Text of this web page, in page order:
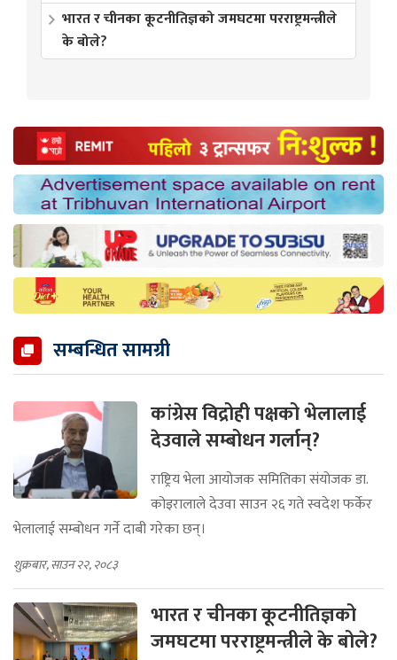
भारत र चीनका कूटनीतिज्ञको जमघटमा परराष्ट्रमन्त्रीले
के बोले?
सम्बन्धित सामग्री
कांग्रेस विद्रोही पक्षको भेलालाई
देउवाले सम्बोधन गर्लान्?
राष्ट्रिय भेला आयोजक समितिका संयोजक डा.
कोइरालाले देउवा साउन २६ गते स्वदेश फर्केर
भेलालाई सम्बोधन गर्ने दाबी गरेका छन्।
शुक्रबार, साउन २२, २०८३
भारत र चीनका कूटनीतिज्ञको
जमघटमा परराष्ट्रमन्त्रीले के बोले?